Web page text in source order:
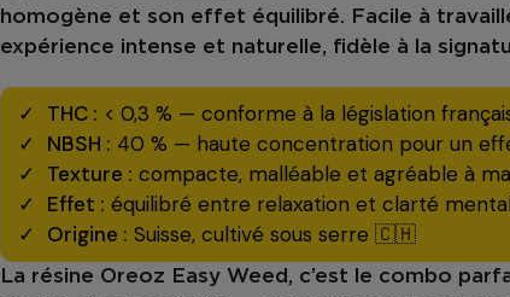
homogène et son effet équilibré. Facile à
expérience intense et naturelle, fidèle à la
THC : < 0,3 % — conforme à la législation
NBSH : 40 % — haute concentration pour un
Texture : compacte, malléable et agréable à
Effet : équilibré entre relaxation et clarté
Origine : Suisse, cultivé sous serre 🇨🇭
La résine Oreoz Easy Weed , c’est le combo